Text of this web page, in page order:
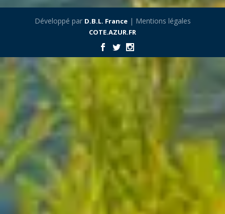
Développé par D.B.L. France| Mentions légales
COTE.AZUR.FR